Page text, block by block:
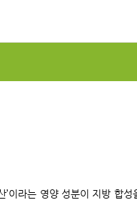
이라는 영양 성분이 지방 합